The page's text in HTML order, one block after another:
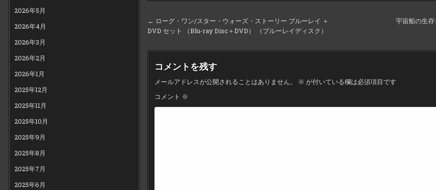
2026年5月
2026年4月
2026年3月
2026年2月
2026年1月
2025年12月
2025年11月
2025年10月
2025年9月
2025年8月
2025年7月
2025年6月
投
稿
ナ
ビ
ゲ
ー
シ
宇宙船の生
← ローグ・ワン/スター・ウォーズ・ストーリー ブルーレイ ＋
DVD セット （Blu-ray Disc＋DVD） （ブルーレイディスク）
コメントを残す
メールアドレスが公開されることはありません。 ※ が付いている欄は必須項目です
コメント ※